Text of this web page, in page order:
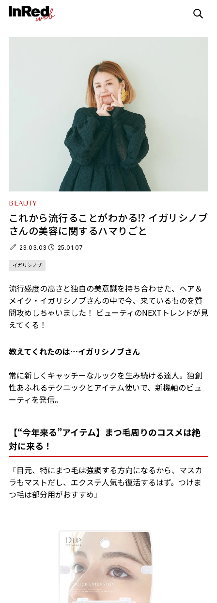
BEAUTY
これから流行ることがわかる⁉ イガリシノブ
さんの美容に関するハマりごと
23.03.03 25.01.07
イガリシノブ
流行感度の高さと独自の美意識を持ち合わせた、ヘア＆
メイク・イガリシノブさんの中で今、来ているものを質
問攻めしちゃいました！ ビューティのNEXTトレンドが見
えてくる！
教えてくれたのは…イガリシノブさん
常に新しくキャッチーなルックを生み続ける達人。独創
性あふれるテクニックとアイテム使いで、新機軸のビュ
ーティを発信。
【“今年来る”アイテム】まつ毛周りのコスメは絶
対に来る！
「目元、特にまつ毛は強調する方向になるから、マスカ
ラもマストだし、エクステ人気も復活するはず。つけま
つ毛は部分用がおすすめ」